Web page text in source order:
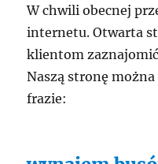
W chwili obecnej
internetu. Otwarta
klientom
Naszą stronę
frazie: